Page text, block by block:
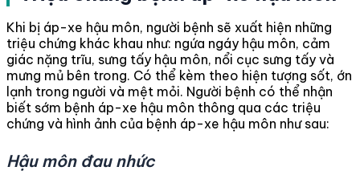
Khi bị áp-xe hậu môn, người bệnh sẽ xuất hiện những
triệu chứng khác khau như: ngứa ngáy hậu môn, cảm
giác nặng trĩu, sưng tấy hậu môn, nổi cục sưng tấy và
mưng mủ bên trong. Có thể kèm theo hiện tượng sốt, ớn
lạnh trong người và mệt mỏi. Người bệnh có thể nhận
biết sớm bệnh áp-xe hậu môn thông qua các triệu
chứng và hình ảnh của bệnh áp-xe hậu môn như sau:
Hậu môn đau nhức